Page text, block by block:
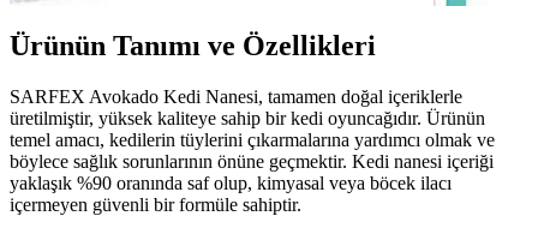
Ürünün Tanımı ve Özellikleri
SARFEX Avokado Kedi Nanesi, tamamen doğal içeriklerle
üretilmiştir, yüksek kaliteye sahip bir kedi oyuncağıdır. Ürünün
temel amacı, kedilerin tüylerini çıkarmalarına yardımcı olmak ve
böylece sağlık sorunlarının önüne geçmektir. Kedi nanesi içeriği
yaklaşık %90 oranında saf olup, kimyasal veya böcek ilacı
içermeyen güvenli bir formüle sahiptir.